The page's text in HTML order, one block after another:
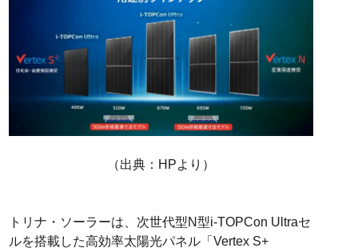
（出典：HPより）
トリナ・ソーラーは、次世代型N型i-TOPCon Ultraセ
ルを搭載した高効率太陽光パネル「Vertex S+